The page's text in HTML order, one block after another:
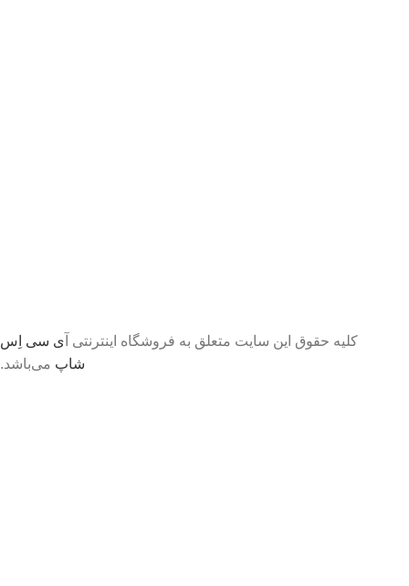
کلیه حقوق این سایت متعلق به فروشگاه اینترنتی آ ی سی اِس
شاپ می‌باشد.